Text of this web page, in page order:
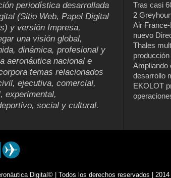
periodística desarrollada
(Sitio Web, Papel Digital
y versión Impresa,
una visión global,
dinámica, profesional y
aeronáutica nacional e
temas relacionados
ejecutiva, comercial,
experimental,
social y cultural.
Tras casi
2
Air
nuevo
Thales
Ampliando
desarrollo
EKOLOT
Digital© | Todos los derechos reservados |